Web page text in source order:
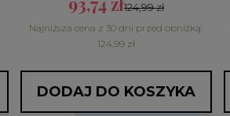
124,99 zł
Najniższa cena z 30 dni przed obniżką:
124,99 zł
DODAJ DO KOSZYKA